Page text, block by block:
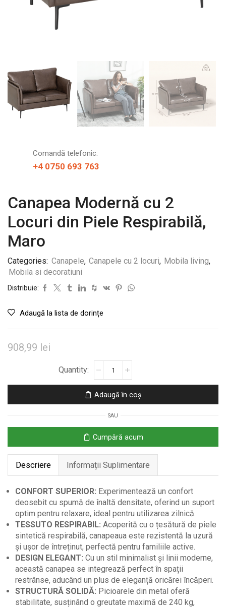
Comandă telefonic:
+4 0750 693 763
Canapea Modernă cu 2
Locuri din Piele Respirabilă,
Maro
Categories: Canapele, Canapele cu 2 locuri, Mobila living,
Mobila si decoratiuni
Distribuie:
Adaugă la lista de dorințe
908,99 lei
Modernă
cu
Locuri
din
Piele
Respirabilă,
Maro
Adaugă în coș
SAU
Cumpără acum
Descriere Informații Suplimentare
CONFORT SUPERIOR: Experimentează un confort
deosebit cu spumă de înaltă densitate, oferind un suport
optim pentru relaxare, ideal pentru utilizarea zilnică.
TESSUTO RESPIRABIL: Acoperită cu o țesătură de piele
sintetică respirabilă, canapeaua este rezistentă la uzură
și ușor de întreținut, perfectă pentru familiile active.
DESIGN ELEGANT: Cu un stil minimalist și linii moderne,
această canapea se integrează perfect în spații
restrânse, aducând un plus de eleganță oricărei încăperi.
STRUCTURĂ SOLIDĂ: Picioarele din metal oferă
stabilitate, susținând o greutate maximă de 240 kg,